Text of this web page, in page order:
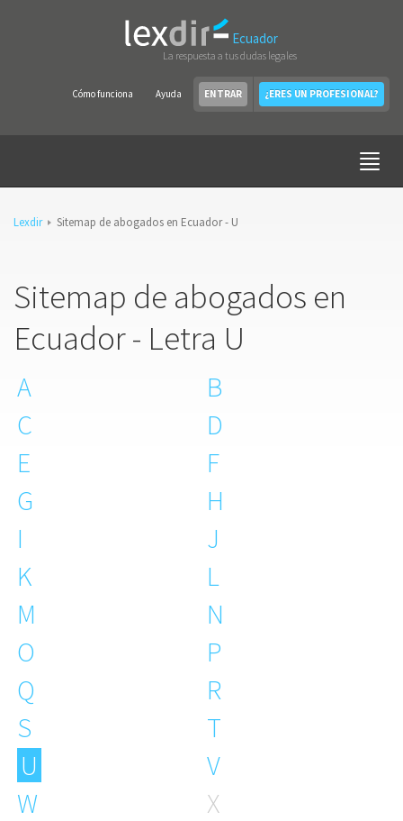
Ecuador
La respuesta a tus dudas legales
Cómo funciona Ayuda ENTRAR ¿ERES UN PROFESIONAL?
Lexdir Sitemap de abogados en Ecuador - U
Sitemap de abogados en
Ecuador - Letra U
A
B
C
D
E
F
G
H
I
J
K
L
M
N
O
P
Q
R
S
T
U
V
W
X